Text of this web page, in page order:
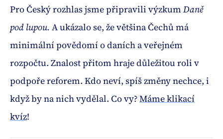
Pro Český rozhlas jsme připravili výzkum Daně
pod lupou. A ukázalo se, že většina Čechů má
minimální povědomí o daních a veřejném
rozpočtu. Znalost přitom hraje důležitou roli v
podpoře reforem. Kdo neví, spíš změny nechce, i
když by na nich vydělal. Co vy?Máme klikací
kvíz!